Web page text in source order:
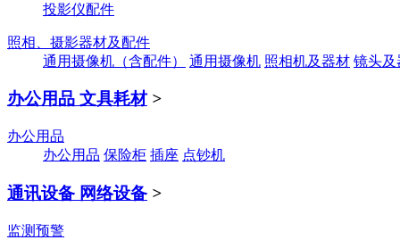
投影仪配件
照相、摄影器材及配件
通用摄像机（含配件）
通用摄像机 照相机及器材 镜头及
办公用品 文具耗材 >
办公用品
办公用品 保险柜 插座 点钞机
通讯设备 网络设备 >
监测预警